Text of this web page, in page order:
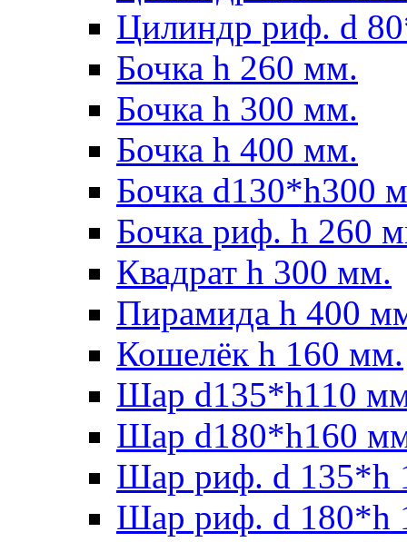
Цилиндр риф. d
Бочка h 260 мм.
Бочка h 300 мм.
Бочка h 400 мм.
Бочка d130*h300
Бочка риф. h 260
Квадрат h 300 мм.
Пирамида h 400
Кошелёк h 160 мм.
Шар d135*h110
Шар d180*h160
Шар риф. d 135*h
Шар риф. d 180*h